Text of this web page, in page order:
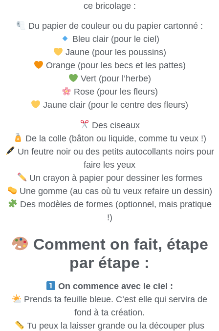
ce bricolage :
Du papier de couleur ou du papier cartonné :
Bleu clair (pour le ciel)
Jaune (pour les poussins)
Orange (pour les becs et les pattes)
Vert (pour l’herbe)
Rose (pour les fleurs)
Jaune clair (pour le centre des fleurs)
Des ciseaux
De la colle (bâton ou liquide, comme tu veux !)
Un feutre noir ou des petits autocollants noirs pour
faire les yeux
Un crayon à papier pour dessiner les formes
Une gomme (au cas où tu veux refaire un dessin)
Des modèles de formes (optionnel, mais pratique
!)
Comment on fait, étape
par étape :
On commence avec le ciel :
Prends ta feuille bleue. C’est elle qui servira de
fond à ta création.
Tu peux la laisser grande ou la découper plus